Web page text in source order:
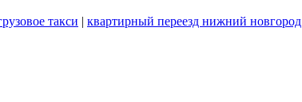
такси | квартирный переезд нижний новгород